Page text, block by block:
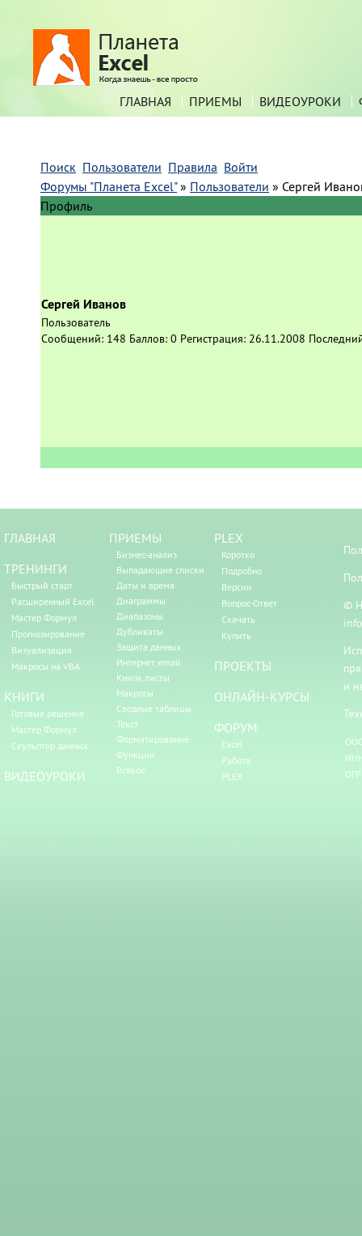
ГЛАВНАЯ ПРИЕМЫ ВИДЕОУРОКИ
Поиск Пользователи Правила Войти
Форумы "Планета Excel" » Пользователи » Сергей
Профиль
Сергей Иванов
Пользователь
Сообщений: 148 Баллов: 0 Регистрация: 26.11.2008
ГЛАВНАЯ
ТРЕНИНГИ
Быстрый старт
Расширенный Excel
Мастер Формул
Прогнозирование
Визуализация
Макросы на VBA
КНИГИ
Готовые решения
Мастер Формул
Скульптор данных
ВИДЕОУРОКИ
ПРИЕМЫ
Бизнес-анализ
Выпадающие списки
Даты и время
Диаграммы
Диапазоны
Дубликаты
Защита данных
Интернет, email
Книги, листы
Макросы
Сводные таблицы
Текст
Форматирование
Функции
Всякое
PLEX
Коротко
Подробно
Версии
Вопрос-Ответ
Скачать
Купить
ПРОЕКТЫ
ОНЛАЙН-КУРСЫ
ФОРУМ
Excel
Работа
PLEX
©
и